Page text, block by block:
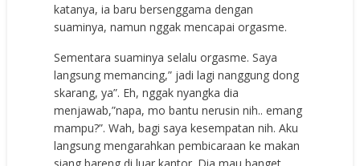
katanya, ia baru bersenggama dengan
suaminya, namun nggak mencapai orgasme.
Sementara suaminya selalu orgasme. Saya
langsung memancing,” jadi lagi nanggung dong
skarang, ya”. Eh, nggak nyangka dia
menjawab,”napa, mo bantu nerusin nih.. emang
mampu?”. Wah, bagi saya kesempatan nih. Aku
langsung mengarahkan pembicaraan ke makan